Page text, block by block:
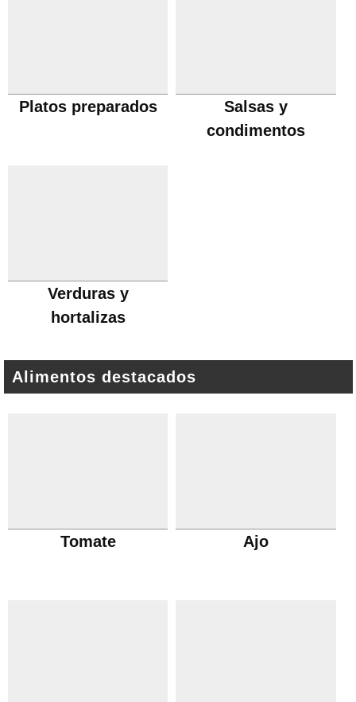
Platos preparados
Salsas y
condimentos
Verduras y
hortalizas
Alimentos destacados
Tomate Ajo